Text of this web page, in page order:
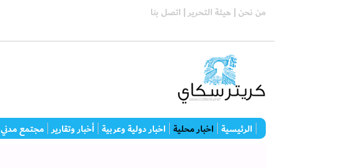
من نحن | هيئة التحرير | اتصل بنا
الرئيسية اخبار محلية اخبار دولية وعربية أخبار وتقارير مجتمع مدني